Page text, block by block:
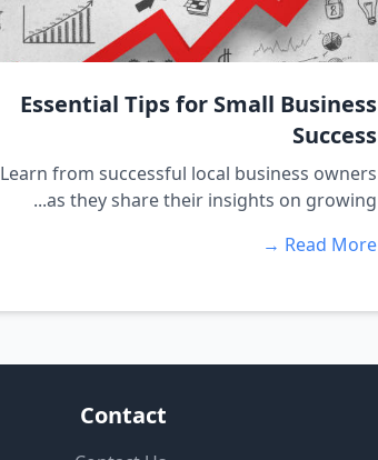
Essential Tips for Small Business
Success
Learn from successful local business owners
as they share their insights on growing...
Read More →
Contact